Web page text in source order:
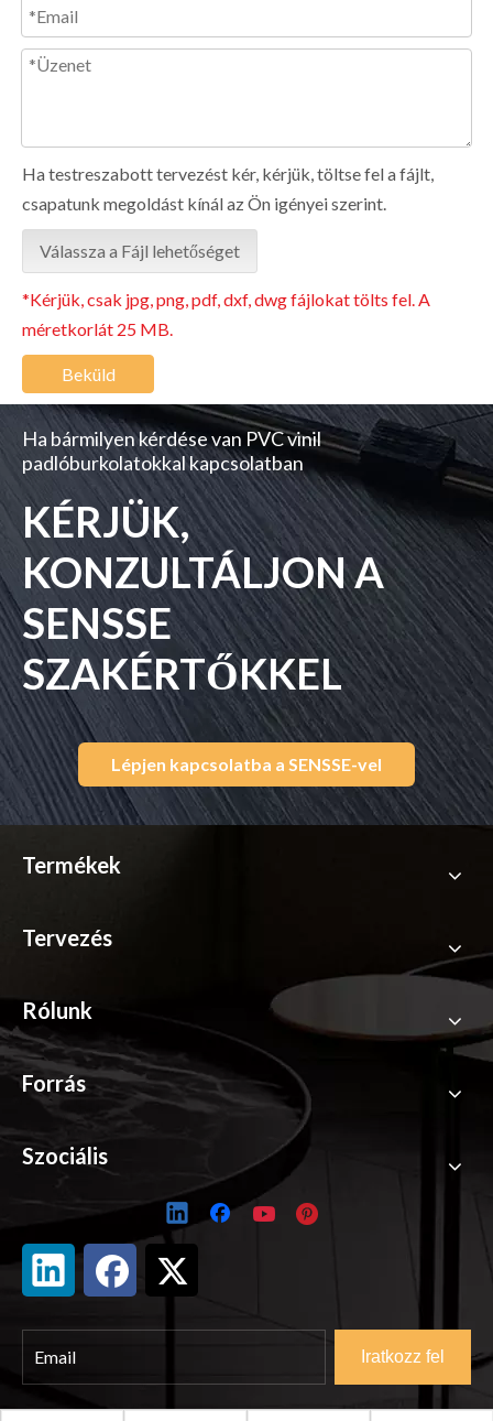
Ha testreszabott tervezést kér, kérjük, töltse fel a fájlt,
csapatunk megoldást kínál az Ön igényei szerint.
Válassza a Fájl lehetőséget
*Kérjük, csak jpg, png, pdf, dxf, dwg fájlokat tölts fel. A
méretkorlát 25 MB.
Beküld
Ha bármilyen kérdése van PVC vinil
padlóburkolatokkal kapcsolatban
KÉRJÜK,
KONZULTÁLJON A
SENSSE
SZAKÉRTŐKKEL
Lépjen kapcsolatba a SENSSE-vel
Termékek
Tervezés
Rólunk
Forrás
Szociális
Iratkozz fel